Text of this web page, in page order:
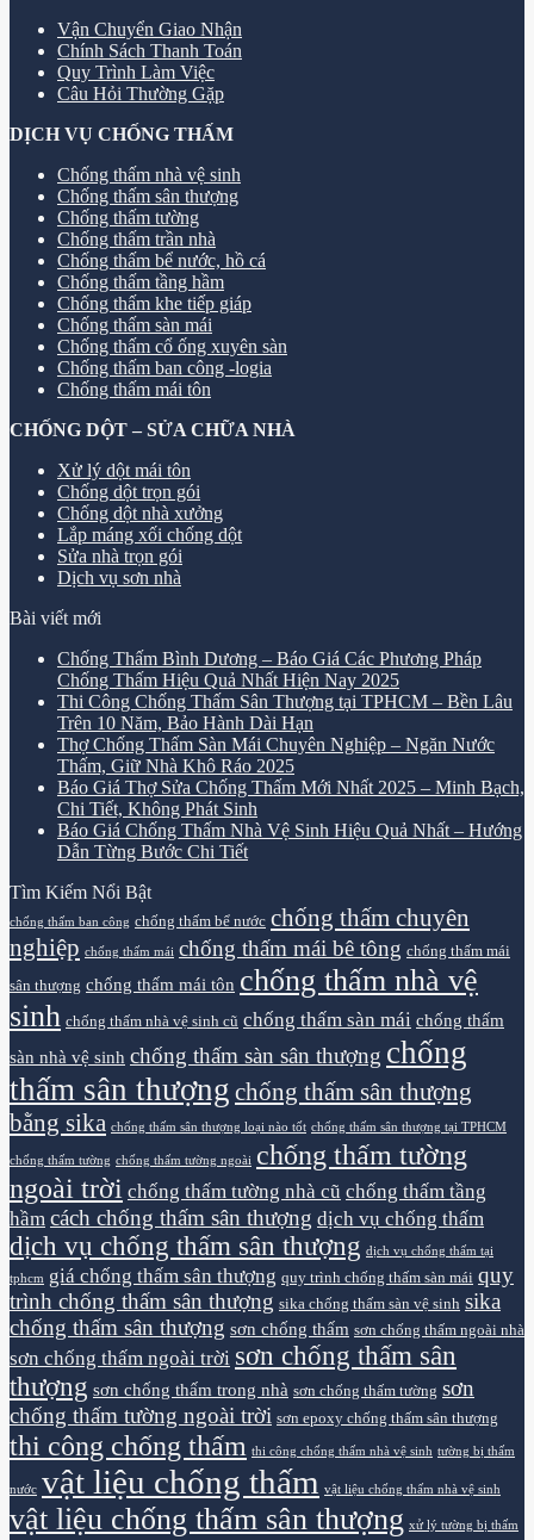
Vận Chuyển Giao Nhận
Chính Sách Thanh Toán
Quy Trình Làm Việc
Câu Hỏi Thường Gặp
DỊCH VỤ CHỐNG THẤM
Chống thấm nhà vệ sinh
Chống thấm sân thượng
Chống thấm tường
Chống thấm trần nhà
Chống thấm bể nước, hồ cá
Chống thấm tầng hầm
Chống thấm khe tiếp giáp
Chống thấm sàn mái
Chống thấm cổ ống xuyên sàn
Chống thấm ban công -logia
Chống thấm mái tôn
CHỐNG DỘT – SỬA CHỮA NHÀ
Xử lý dột mái tôn
Chống dột trọn gói
Chống dột nhà xưởng
Lắp máng xối chống dột
Sửa nhà trọn gói
Dịch vụ sơn nhà
Bài viết mới
Chống Thấm Bình Dương – Báo Giá Các Phương Pháp
Chống Thấm Hiệu Quả Nhất Hiện Nay 2025
Thi Công Chống Thấm Sân Thượng tại TPHCM – Bền Lâu
Trên 10 Năm, Bảo Hành Dài Hạn
Thợ Chống Thấm Sàn Mái Chuyên Nghiệp – Ngăn Nước
Thấm, Giữ Nhà Khô Ráo 2025
Báo Giá Thợ Sửa Chống Thấm Mới Nhất 2025 – Minh Bạch,
Chi Tiết, Không Phát Sinh
Báo Giá Chống Thấm Nhà Vệ Sinh Hiệu Quả Nhất – Hướng
Dẫn Từng Bước Chi Tiết
Tìm Kiếm Nổi Bật
chống thấm ban công chống thấm bể nước chống thấm chuyên
nghiệp chống thấm mái chống thấm mái bê tông chống thấm mái
sân thượng chống thấm mái tôn chống thấm nhà vệ
sinh chống thấm nhà vệ sinh cũ chống thấm sàn mái chống thấm
sàn nhà vệ sinh chống thấm sàn sân thượng chống
thấm sân thượng chống thấm sân thượng
bằng sika chống thấm sân thượng loại nào tốt chống thấm sân thượng tại TPHCM
chống thấm tường chống thấm tường ngoài chống thấm tường
ngoài trời chống thấm tường nhà cũ chống thấm tầng
hầm cách chống thấm sân thượng dịch vụ chống thấm
dịch vụ chống thấm sân thượng dịch vụ chống thấm tại
tphcm giá chống thấm sân thượng quy trình chống thấm sàn mái quy
trình chống thấm sân thượng sika chống thấm sàn vệ sinh sika
chống thấm sân thượng sơn chống thấm sơn chống thấm ngoài nhà
sơn chống thấm ngoài trời sơn chống thấm sân
thượng sơn chống thấm trong nhà sơn chống thấm tường sơn
chống thấm tường ngoài trời sơn epoxy chống thấm sân thượng
thi công chống thấm thi công chống thấm nhà vệ sinh tường bị thấm
nước vật liệu chống thấm vật liệu chống thấm nhà vệ sinh
vật liệu chống thấm sân thượng xử lý tường bị thấm